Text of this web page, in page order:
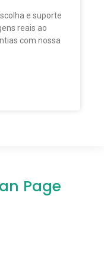
e suporte
reais ao
com nossa
Page